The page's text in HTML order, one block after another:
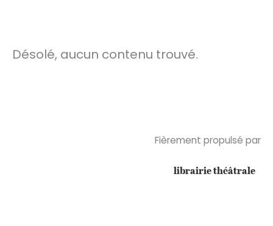
Désolé, aucun contenu trouvé.
Fièrement propulsé par
librairie théâtrale